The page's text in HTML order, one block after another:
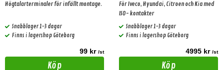
Högtalarterminaler för infällt montage.
Snabblager 1-3 dagar
Finns i lagershop Göteborg
99 kr /st
Köp
För Iveco, Hyundai, Citroen och Kia med
ISO- kontakter
Snabblager 1-3 dagar
Finns i lagershop Göteborg
4995 kr /st
Köp